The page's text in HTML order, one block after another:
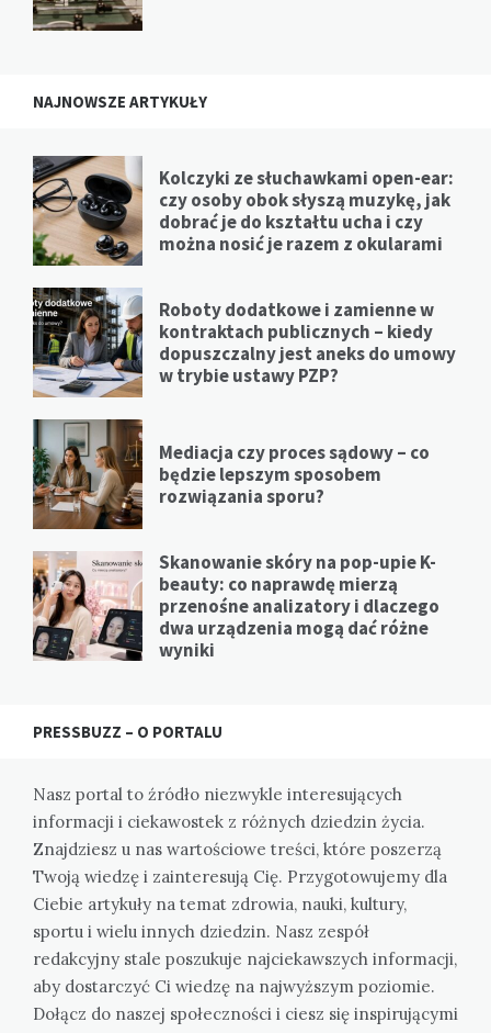
NAJNOWSZE ARTYKUŁY
Kolczyki ze słuchawkami open-ear:
czy osoby obok słyszą muzykę, jak
dobrać je do kształtu ucha i czy
można nosić je razem z okularami
Roboty dodatkowe i zamienne w
kontraktach publicznych – kiedy
dopuszczalny jest aneks do umowy
w trybie ustawy PZP?
Mediacja czy proces sądowy – co
będzie lepszym sposobem
rozwiązania sporu?
Skanowanie skóry na pop-upie K-
beauty: co naprawdę mierzą
przenośne analizatory i dlaczego
dwa urządzenia mogą dać różne
wyniki
PRESSBUZZ – O PORTALU
Nasz portal to źródło niezwykle interesujących
informacji i ciekawostek z różnych dziedzin życia.
Znajdziesz u nas wartościowe treści, które poszerzą
Twoją wiedzę i zainteresują Cię. Przygotowujemy dla
Ciebie artykuły na temat zdrowia, nauki, kultury,
sportu i wielu innych dziedzin. Nasz zespół
redakcyjny stale poszukuje najciekawszych informacji,
aby dostarczyć Ci wiedzę na najwyższym poziomie.
Dołącz do naszej społeczności i ciesz się inspirującymi